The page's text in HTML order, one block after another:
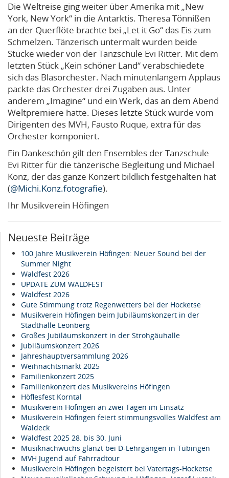
Die Weltreise ging weiter über Amerika mit „New
York, New York“ in die Antarktis. Theresa Tönnißen
an der Querflöte brachte bei „Let it Go“ das Eis zum
Schmelzen. Tänzerisch untermalt wurden beide
Stücke wieder von der Tanzschule Evi Ritter. Mit dem
letzten Stück „Kein schöner Land“ verabschiedete
sich das Blasorchester. Nach minutenlangem Applaus
packte das Orchester drei Zugaben aus. Unter
anderem „Imagine“ und ein Werk, das an dem Abend
Weltpremiere hatte. Dieses letzte Stück wurde vom
Dirigenten des MVH, Fausto Ruque, extra für das
Orchester komponiert.
Ein Dankeschön gilt den Ensembles der Tanzschule
Evi Ritter für die tänzerische Begleitung und Michael
Konz, der das ganze Konzert bildlich festgehalten hat
(@Michi.Konz.fotografie).
Ihr Musikverein Höfingen
Neueste Beiträge
100 Jahre Musikverein Höfingen: Neuer Sound bei der
Summer Night
Waldfest 2026
UPDATE ZUM WALDFEST
Waldfest 2026
Gute Stimmung trotz Regenwetters bei der Hocketse
Musikverein Höfingen beim Jubiläumskonzert in der
Stadthalle Leonberg
Großes Jubiläumskonzert in der Strohgäuhalle
Jubiläumskonzert 2026
Jahreshauptversammlung 2026
Weihnachtsmarkt 2025
Familienkonzert 2025
Familienkonzert des Musikvereins Höfingen
Höflesfest Korntal
Musikverein Höfingen an zwei Tagen im Einsatz
Musikverein Höfingen feiert stimmungsvolles Waldfest am
Waldeck
Waldfest 2025 28. bis 30. Juni
Musiknachwuchs glänzt bei D-Lehrgängen in Tübingen
MVH Jugend auf Fahrradtour
Musikverein Höfingen begeistert bei Vatertags-Hocketse